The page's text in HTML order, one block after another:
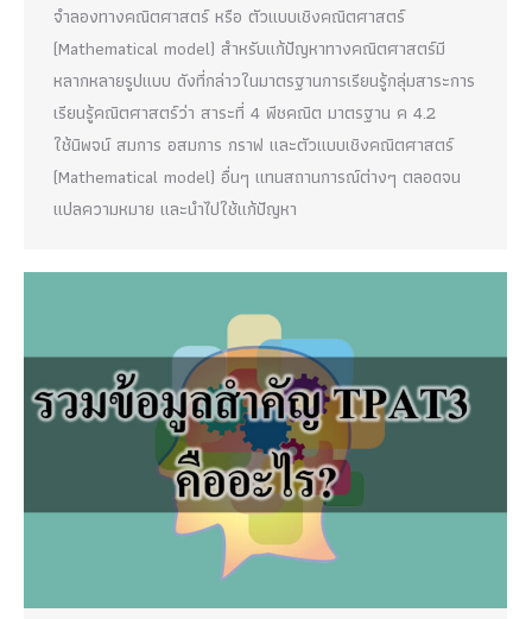
จำลองทางคณิตศาสตร์ หรือ ตัวแบบเชิงคณิตศาสตร์
(Mathematical model) สำหรับแก้ปัญหาทางคณิตศาสตร์มี
หลากหลายรูปแบบ ดังที่กล่าวในมาตรฐานการเรียนรู้กลุ่มสาระการ
เรียนรู้คณิตศาสตร์ว่า สาระที่ 4 พีชคณิต มาตรฐาน ค 4.2
ใช้นิพจน์ สมการ อสมการ กราฟ และตัวแบบเชิงคณิตศาสตร์
(Mathematical model) อื่นๆ แทนสถานการณ์ต่างๆ ตลอดจน
แปลความหมาย และนำไปใช้แก้ปัญหา